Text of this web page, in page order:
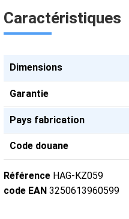
Caractéristiques
Dimensions
Garantie
Pays fabrication
Code douane
Référence HAG-KZ059
code EAN 3250613960599